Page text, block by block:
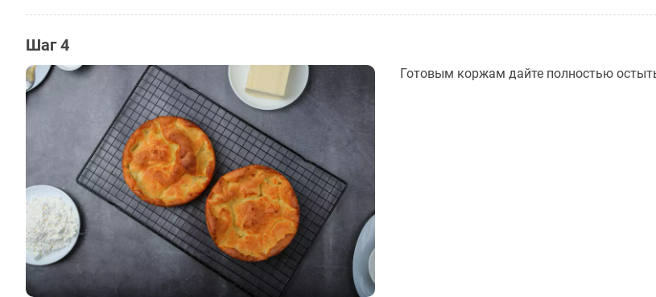
Шаг 4
Готовым коржам дайте полностью